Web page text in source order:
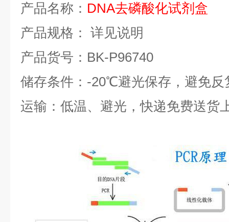
产品名称： DNA去磷酸化试剂盒
产品规格： 详见说明
产品货号： BK-P96740
储存条件： -20℃避光保存，避免反
运输：低温、避光，快递免费送货